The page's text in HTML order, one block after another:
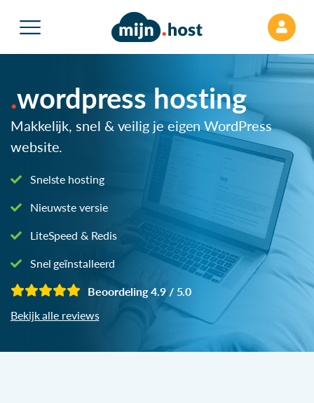
wordpress hosting
Makkelijk, snel & veilig je eigen WordPress
website.
Snelste hosting
Nieuwste versie
LiteSpeed & Redis
Snel geïnstalleerd
Beoordeling 4.9 / 5.0
Bekijk alle reviews